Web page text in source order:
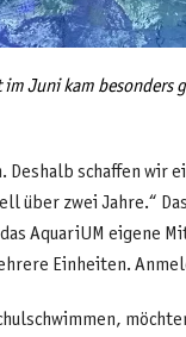
Juni kam besonders
Deshalb schaffen wir
über zwei Jahre.“
AquariUM eigene
Einheiten.